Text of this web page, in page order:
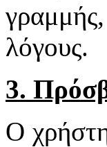
λόγους.
3.
Ο